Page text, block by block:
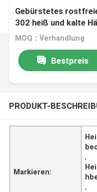
Gebürstetes
302 heiß und kalte
verrosten
MOQ：Verhandlung
Bestpreis
PRODUKT-
Markieren:
,
,